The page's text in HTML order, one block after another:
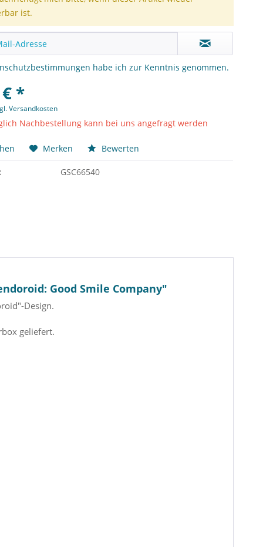
ist.
habe ich zur Kenntnis genommen.
*
Versandkosten
Nachbestellung kann bei uns angefragt werden
Merken Bewerten
GSC66540
Good Smile Company"
Design.
geliefert.